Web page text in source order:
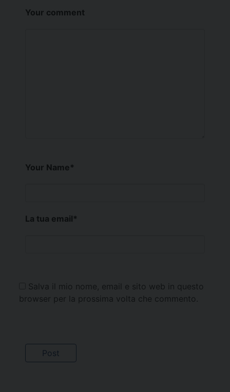
Your comment
Your Name*
La tua email*
Salva il mio nome, email e sito web in questo
browser per la prossima volta che commento.